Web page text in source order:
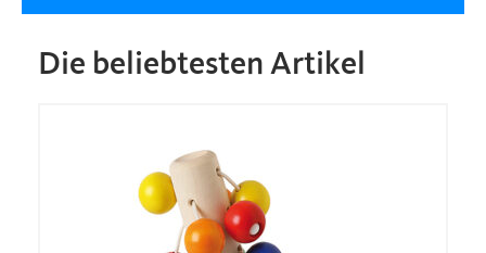
Die beliebtesten Artikel